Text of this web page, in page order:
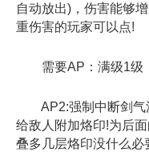
自动放出)，伤害能够
重伤害的玩家可以点!
需要AP：满级1级
AP2:强制中断剑气
给敌人附加烙印!为后
叠多几层烙印没什么必